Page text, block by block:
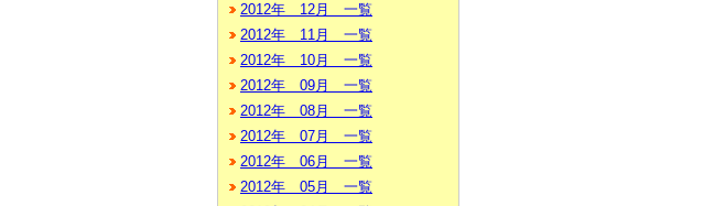
2012年 12月 一覧
2012年 11月 一覧
2012年 10月 一覧
2012年 09月 一覧
2012年 08月 一覧
2012年 07月 一覧
2012年 06月 一覧
2012年 05月 一覧